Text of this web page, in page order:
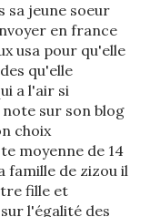
sa jeune soeur
en france
usa pour qu'elle
qu'elle
a l'air si
sur son blog
choix
moyenne de 14
famille de zizou il
fille et
l'égalité des